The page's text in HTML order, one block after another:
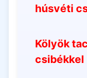
húsvéti
Kölyök
csibékkel